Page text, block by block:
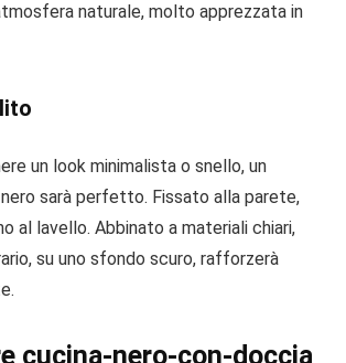
naturale, molto apprezzata in
un look minimalista o snello, un
sarà perfetto. Fissato alla parete,
al lavello. Abbinato a materiali chiari,
su uno sfondo scuro, rafforzerà
cucina-nero-con-doccia